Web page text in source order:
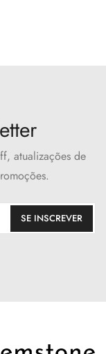
atualizações de